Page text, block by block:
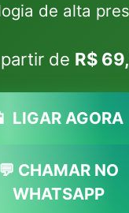
de alta
de R$
LIGAR AGORA
💬 CHAMAR NO
WHATSAPP